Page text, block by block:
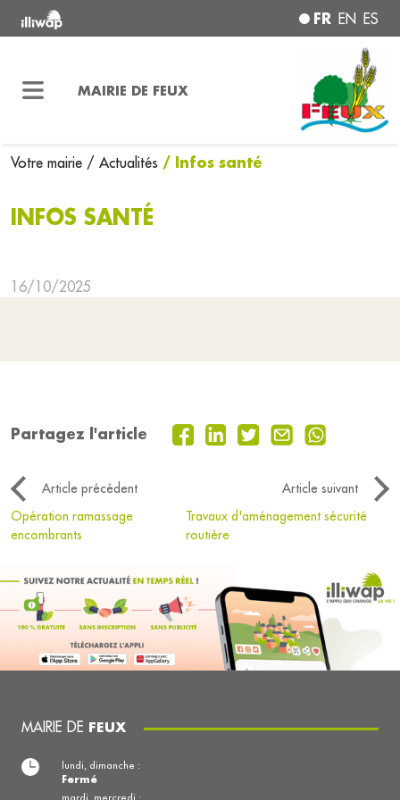
FR EN ES
MAIRIE DE FEUX
Votre mairie / Actualités / Infos santé
INFOS SANTÉ
16/10/2025
Partagez l'article
Article précédent
Article suivant
Opération ramassage
encombrants
Travaux d'aménagement sécurité
routière
MAIRIE DE FEUX
lundi, dimanche :
Fermé
mardi, mercredi :